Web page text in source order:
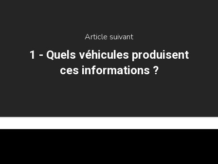
Article suivant
1 - Quels véhicules produisent
ces informations ?